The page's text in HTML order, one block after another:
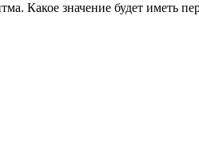
Какое значение будет иметь